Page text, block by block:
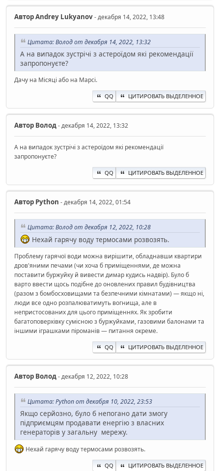
АвторAndrey Lukyanov- декабря 14, 2022, 13:48
Цитата: Волод от декабря 14, 2022, 13:32
А на випадок зустрічі з астероїдом які рекомендації
запропонуєте?
Дачу на Місяці або на Марсі.
QQ ЦИТИРОВАТЬ ВЫДЕЛЕННОЕ
Автор Волод- декабря 14, 2022, 13:32
А на випадок зустрічі з астероїдом які рекомендації
запропонуєте?
QQ ЦИТИРОВАТЬ ВЫДЕЛЕННОЕ
Автор Python - декабря 14, 2022, 01:54
Цитата: Волод от декабря 12, 2022, 10:28
Нехай гарячу воду термосами розвозять.
Проблему гарячої води можна вирішити, обладнавши квартири
дров'яними печами (чи хоча б приміщеннями, де можна
поставити буржуйку й вивести димар кудись надвір). Було б
варто ввести щось подібне до оновлених правил будівництва
(разом з бомбосховищами та безпечними кімнатами) — якщо ні,
люди все одно розпалюватимуть вогнища, але в
непристосованих для цього приміщеннях. Як зробити
багатоповерхівку сумісною з буржуйками, газовими балонами та
іншими іграшками піроманів — питання окреме.
QQ ЦИТИРОВАТЬ ВЫДЕЛЕННОЕ
Автор Волод- декабря 12, 2022, 10:28
Цитата: Python от декабря 10, 2022, 23:53
Якщо серйозно, було б непогано дати змогу
підприємцям продавати енергію з власних
генераторів у загальну мережу.
Нехай гарячу воду термосами розвозять.
QQ ЦИТИРОВАТЬ ВЫДЕЛЕННОЕ